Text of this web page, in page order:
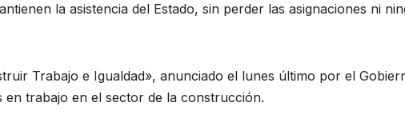
la asistencia del Estado, sin perder las asignaciones ni
Trabajo e Igualdad», anunciado el lunes último por el
trabajo en el sector de la construcción.